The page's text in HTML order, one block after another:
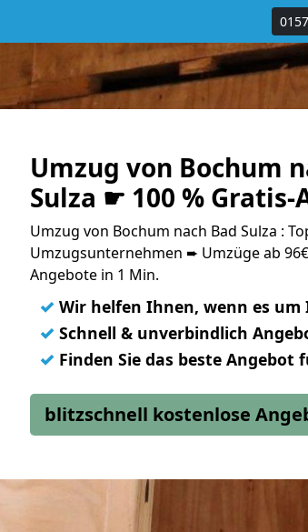
Umzug von Bochum
Sulza ☛ 100 %
Umzug von Bochum nach Bad Sulza :
Umzugsunternehmen ➨ Umzüge ab
Angebote in 1 Min.
✓ Wir helfen Ihnen, wenn es
✓ Schnell & unverbindlich
✓ Finden Sie das beste Angebot
blitzschnell kostenlose